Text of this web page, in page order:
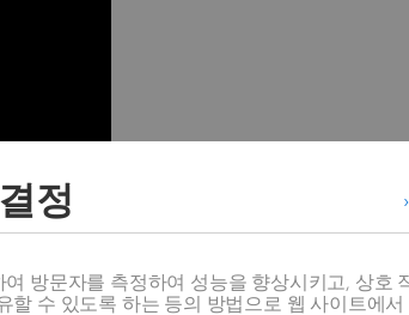
정
방문자를 측정하여 성능을 향상시키고, 상호
수 있도록 하는 등의 방법으로 웹 사이트에서